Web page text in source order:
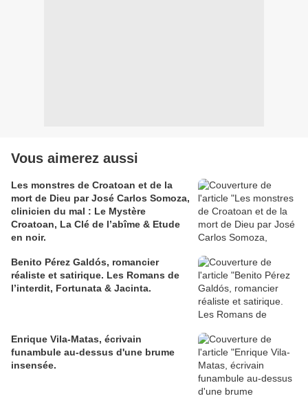
Vous aimerez aussi
Les monstres de Croatoan et de la
mort de Dieu par José Carlos Somoza,
clinicien du mal : Le Mystère
Croatoan, La Clé de l’abîme & Etude
en noir.
Benito Pérez Galdós, romancier
réaliste et satirique. Les Romans de
l’interdit, Fortunata & Jacinta.
Enrique Vila-Matas, écrivain
funambule au-dessus d'une brume
insensée.